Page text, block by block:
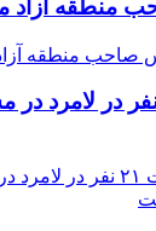
منطقه آزاد
شهادت ۲۱ نفر در